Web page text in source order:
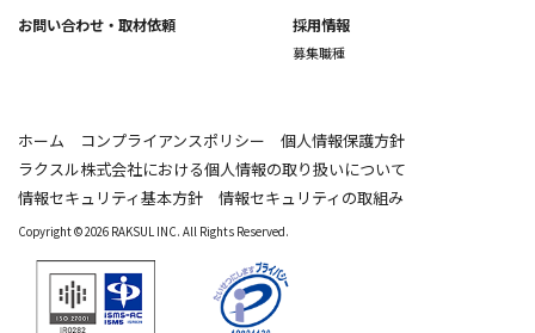
お問い合わせ ・取材依頼 採用情報
募集職種
ホーム コンプライアンスポリシー
個人情報保護方針
ラクスル株式会社における個人情報の取り扱いについて
情報セキュリティ基本方針
情報セキュリティの取組み
Copyright © 2026 RAKSUL INC. All Rights Reserved.